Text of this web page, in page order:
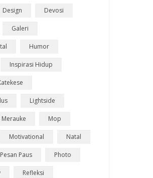
Design Devosi
Galeri
Humor
Inspirasi Hidup
Lightside
Merauke Mop
Motivational Natal
Pesan Paus Photo
Refleksi